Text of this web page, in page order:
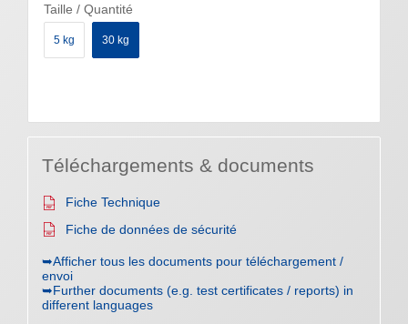
Taille / Quantité
5 kg 30 kg
Téléchargements & documents
Fiche Technique
Fiche de données de sécurité
➥Afficher tous les documents pour téléchargement /
envoi
➥Further documents (e.g. test certificates / reports) in
different languages